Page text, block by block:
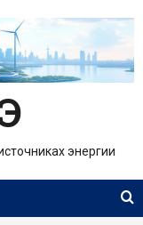
энергии